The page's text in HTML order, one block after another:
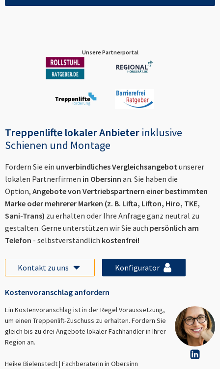
Unsere Partnerportal
Treppenlifte lokaler Anbieter inklusive
Schienen und Montage
Fordern Sie ein unverbindliches Vergleichsangebotunserer
lokalen Partnerfirmen in Obersinn an. Sie haben die
Option, Angebote von Vertriebspartnern einer bestimmten
Marke oder mehrerer Marken (z. B. Lifta, Lifton, Hiro, TKE,
Sani-Trans) zu erhalten oder Ihre Anfrage ganz neutral zu
gestalten. Gerne unterstützen wir Sie auch persönlich am
Telefon - selbstverständlich kostenfrei!
Kontakt zu uns Konfigurator
Kostenvoranschlag anfordern
Ein Kostenvoranschlag ist in der Regel Voraussetzung,
um einen Treppenlift-Zuschuss zu erhalten. Fordern Sie
gleich bis zu drei Angebote lokaler Fachhändler in Ihrer
Region an.
Heike Bielenstedt | Fachberaterin in Obersinn